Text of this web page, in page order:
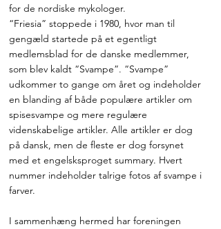
for de nordiske mykologer.
“Friesia” stoppede i 1980, hvor man til
gengæld startede på et egentligt
medlemsblad for de danske medlemmer,
som blev kaldt “Svampe”. “Svampe”
udkommer to gange om året og indeholder
en blanding af både populære artikler om
spisesvampe og mere regulære
videnskabelige artikler. Alle artikler er dog
på dansk, men de fleste er dog forsynet
med et engelsksproget summary. Hvert
nummer indeholder talrige fotos af svampe i
farver.
I sammenhæng hermed har foreningen